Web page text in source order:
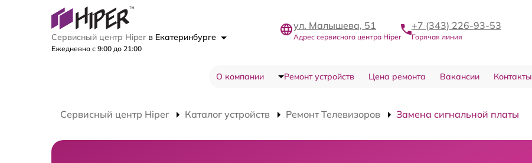
Сервисный центр Hiper в Екатеринбурге
Ежедневно с 9:00 до 21:00
ул. Малышева, 51
Адрес сервисного центра Hiper
+7 (343) 226-93-53
Горячая линия
О компании Ремонт устройств Цена ремонта Вакансии Контакты
Сервисный центр Hiper Каталог устройств Ремонт Телевизоров Замена сигнальной платы